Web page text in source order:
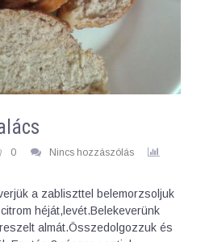
0
Nincs hozzászólás
a zabliszttel belemorzsoljuk
héját,levét.Belekeverünk
almát.Összedolgozzuk és